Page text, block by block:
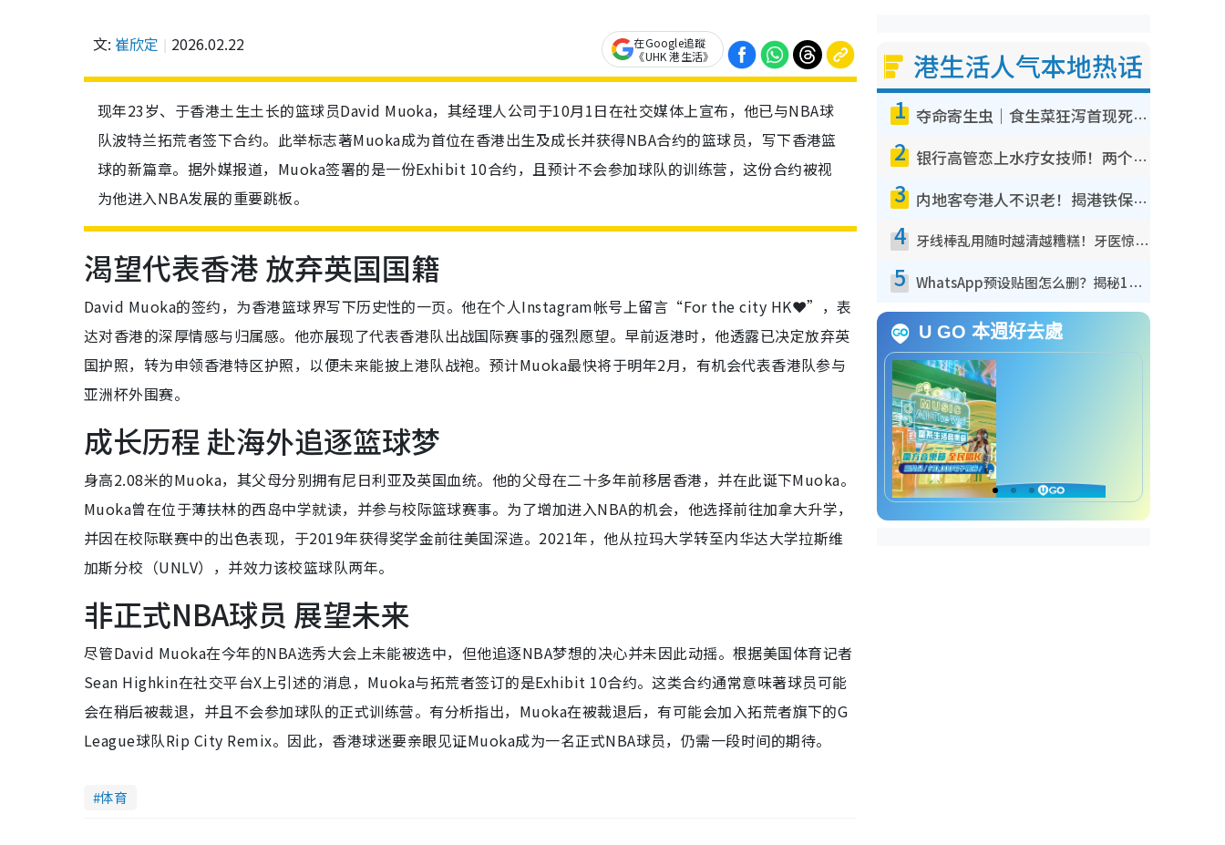
文: 崔欣定 2026.02.22
在Google追蹤
《UHK 港生活》
现年23岁、于香港土生土长的篮球员David Muoka，其经理人公司于10月1日在社交媒体上宣布，他已与NBA球
队波特兰拓荒者签下合约。此举标志著Muoka成为首位在香港出生及成长并获得NBA合约的篮球员，写下香港篮
球的新篇章。据外媒报道，Muoka签署的是一份Exhibit 10合约，且预计不会参加球队的训练营，这份合约被视
为他进入NBA发展的重要跳板。
渴望代表香港 放弃英国国籍
David Muoka的签约，为香港篮球界写下历史性的一页。他在个人Instagram帐号上留言“For the city HK❤️”，表
达对香港的深厚情感与归属感。他亦展现了代表香港队出战国际赛事的强烈愿望。早前返港时，他透露已决定放弃英
国护照，转为申领香港特区护照，以便未来能披上港队战袍。预计Muoka最快将于明年2月，有机会代表香港队参与
亚洲杯外围赛。
成长历程 赴海外追逐篮球梦
身高2.08米的Muoka，其父母分别拥有尼日利亚及英国血统。他的父母在二十多年前移居香港，并在此诞下Muoka。
Muoka曾在位于薄扶林的西岛中学就读，并参与校际篮球赛事。为了增加进入NBA的机会，他选择前往加拿大升学，
并因在校际联赛中的出色表现，于2019年获得奖学金前往美国深造。2021年，他从拉玛大学转至内华达大学拉斯维
加斯分校（UNLV），并效力该校篮球队两年。
非正式NBA球员 展望未来
尽管David Muoka在今年的NBA选秀大会上未能被选中，但他追逐NBA梦想的决心并未因此动摇。根据美国体育记者
Sean Highkin在社交平台X上引述的消息，Muoka与拓荒者签订的是Exhibit 10合约。这类合约通常意味著球员可能
会在稍后被裁退，并且不会参加球队的正式训练营。有分析指出，Muoka在被裁退后，有可能会加入拓荒者旗下的G
League球队Rip City Remix。因此，香港球迷要亲眼见证Muoka成为一名正式NBA球员，仍需一段时间的期待。
体育
港生活人气本地热话
1 夺命寄生虫｜食生菜狂泻首现死者！疫潮恶化录1.8万宗病例 揭洗菜3大谬误
2 银行高管恋上水疗女技师！两个月借128万惊觉“沉船”沉落火海 揭背后疑似邪教操控卖淫
3 内地客夸港人不识老！揭港铁保鲜级冷气 港人求放过：别投诉
4 牙线棒乱用随时越清越糟糕！牙医惊揭盲目过户细菌恐致蛀牙：这种才是日常真保养
5 WhatsApp预设贴图怎么删？揭秘1招“反向操作”还原简洁界面 附3步实测教程
U GO 本週好去處